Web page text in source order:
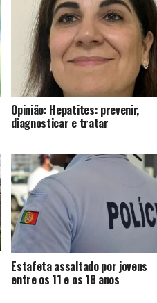
Opinião: Hepatites: prevenir,
diagnosticar e tratar
Estafeta assaltado por jovens
entre os 11 e os 18 anos